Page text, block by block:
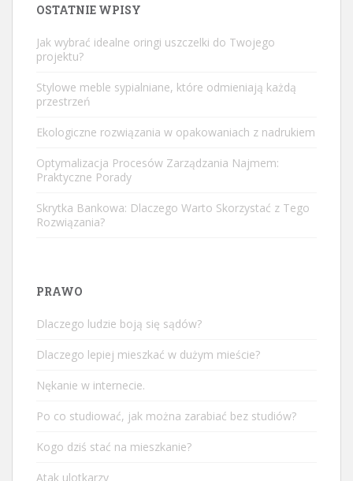
OSTATNIE WPISY
Jak wybrać idealne oringi uszczelki do Twojego
projektu?
Stylowe meble sypialniane, które odmieniają każdą
przestrzeń
Ekologiczne rozwiązania w opakowaniach z nadrukiem
Optymalizacja Procesów Zarządzania Najmem:
Praktyczne Porady
Skrytka Bankowa: Dlaczego Warto Skorzystać z Tego
Rozwiązania?
PRAWO
Dlaczego ludzie boją się sądów?
Dlaczego lepiej mieszkać w dużym mieście?
Nękanie w internecie.
Po co studiować, jak można zarabiać bez studiów?
Kogo dziś stać na mieszkanie?
Atak ulotkarzy